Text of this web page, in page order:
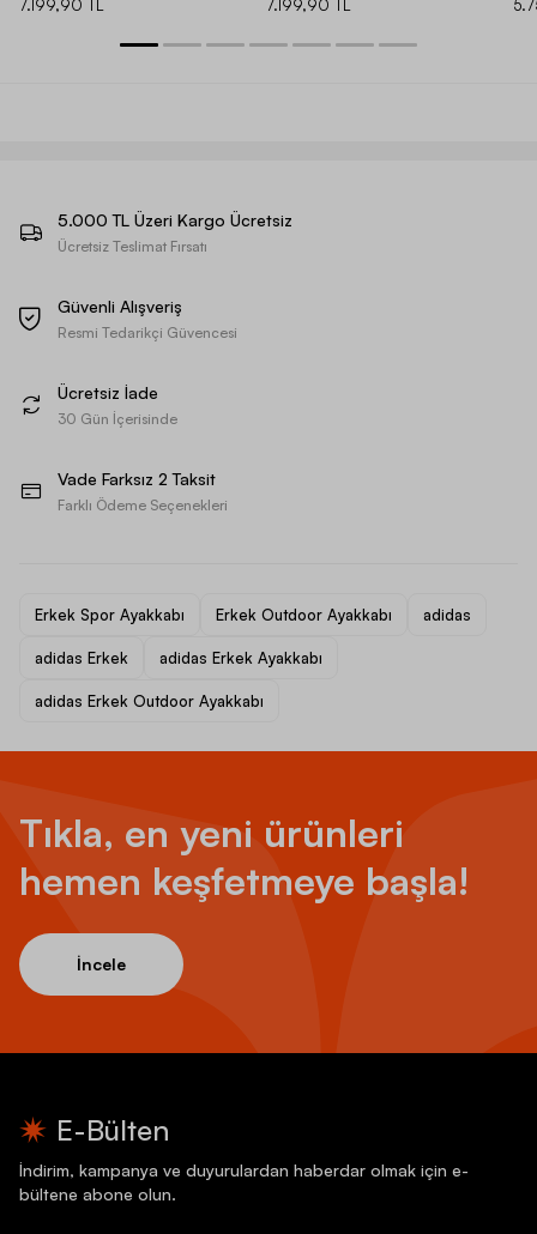
7.199,90 TL 7.199,90 TL
5.000 TL Üzeri Kargo Ücretsiz
Ücretsiz Teslimat Fırsatı
Güvenli Alışveriş
Resmi Tedarikçi Güvencesi
Ücretsiz İade
30 Gün İçerisinde
Vade Farksız 2 Taksit
Farklı Ödeme Seçenekleri
Erkek Spor Ayakkabı Erkek Outdoor Ayakkabı adidas
adidas Erkek adidas Erkek Ayakkabı
adidas Erkek Outdoor Ayakkabı
Tıkla, en yeni ürünleri
hemen keşfetmeye başla!
İncele
E-Bülten
İndirim, kampanya ve duyurulardan haberdar olmak için e-
bültene abone olun.